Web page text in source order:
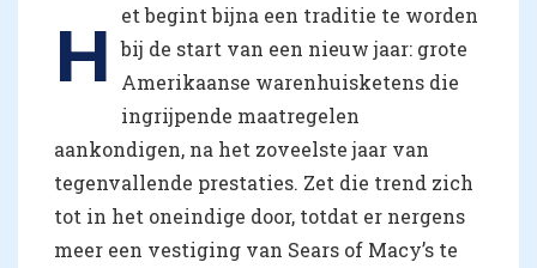
H
et begint bijna een traditie te worden
bij de start van een nieuw jaar: grote
Amerikaanse warenhuisketens die
ingrijpende maatregelen
aankondigen, na het zoveelste jaar van
tegenvallende prestaties. Zet die trend zich
tot in het oneindige door, totdat er nergens
meer een vestiging van Sears of Macy’s te